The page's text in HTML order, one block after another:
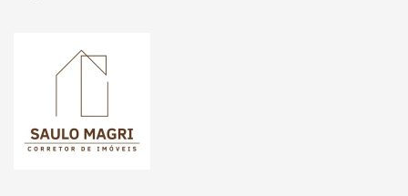
Página inicial